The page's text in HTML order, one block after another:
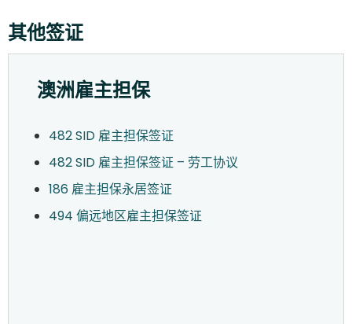
其他签证
澳洲雇主担保
482 SID 雇主担保签证
482 SID 雇主担保签证 – 劳工协议
186 雇主担保永居签证
494 偏远地区雇主担保签证